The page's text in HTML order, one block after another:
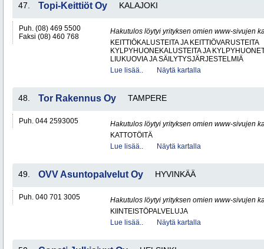
47. Topi-Keittiöt Oy KALAJOKI
Puh. (08) 469 5500
Faksi (08) 460 768
Hakutulos löytyi yrityksen omien www-sivujen
KEITTIÖKALUSTEITA JA KEITTIÖVARUSTEITA
KYLPYHUONEKALUSTEITA JA
LIUKUOVIA JA SÄILYTYSJÄRJESTELMIÄ
Lue lisää..
Näytä kartalla
48. Tor Rakennus Oy TAMPERE
Puh. 044 2593005
Hakutulos löytyi yrityksen omien www-sivujen
KATTOTÖITÄ
Lue lisää..
Näytä kartalla
49. OVV Asuntopalvelut Oy HYVINKÄÄ
Puh. 040 701 3005
Hakutulos löytyi yrityksen omien www-sivujen
KIINTEISTÖPALVELUJA
Lue lisää..
Näytä kartalla